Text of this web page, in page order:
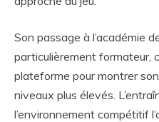
Son passage à l’académie
particulièrement formateur,
plateforme pour montrer
niveaux plus élevés.
l’environnement compétitif